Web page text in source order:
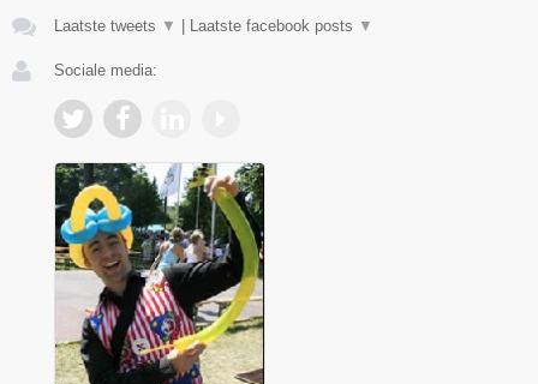
Laatste tweets ▼ Laatste facebook posts ▼
Sociale media: